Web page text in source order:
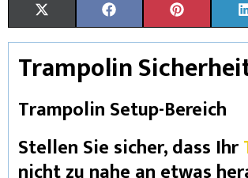
(
T
T
A
C
O
I
N
R
Trampolin
Trampolin Setup-Bereich
Stellen Sie sicher, dass Ihr